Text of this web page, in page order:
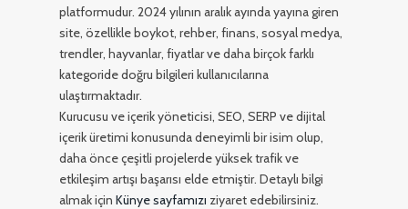
platformudur. 2024 yılının aralık ayında yayına giren
site, özellikle boykot, rehber, finans, sosyal medya,
trendler, hayvanlar, fiyatlar ve daha birçok farklı
kategoride doğru bilgileri kullanıcılarına
ulaştırmaktadır.
Kurucusu ve içerik yöneticisi, SEO, SERP ve dijital
içerik üretimi konusunda deneyimli bir isim olup,
daha önce çeşitli projelerde yüksek trafik ve
etkileşim artışı başarısı elde etmiştir. Detaylı bilgi
almak içinKünye sayfamızı ziyaret edebilirsiniz.